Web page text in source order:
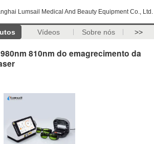
Lumsail Medical And Beauty Equipment Co., Ltd.
Vídeos Sobre nós >>
810nm do emagrecimento da